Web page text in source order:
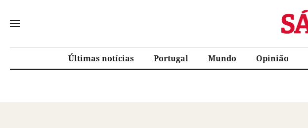
Sábado
Últimas notícias Portugal Mundo Opinião